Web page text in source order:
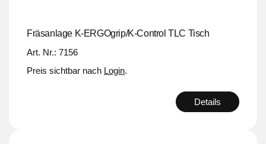
Fräsanlage K-ERGOgrip/K-Control TLC Tisch
Art. Nr.: 7156
Preis sichtbar nach Login.
Details